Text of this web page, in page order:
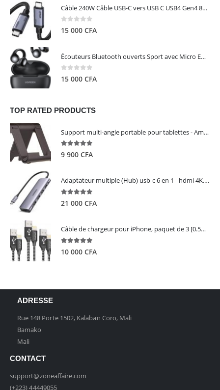
Câble 240W Câble USB-C vers USB C USB4 Gen4 80Gbps pour Thunderbolt 5/4/3, Premium 18K double écran triple 4K PD3.1 - UGREEN
0 out of 5
15 000 CFA
Écouteurs Bluetooth ouverts Sport avec Micro ENC IPX5 – HiTune S3 UGREEN 45785
0 out of 5
15 000 CFA
TOP RATED PRODUCTS
Support multi-angle portable pour tablettes - Amazon Basics
5.00out of 5
9 900 CFA
Adaptateur multiple (Hub) usb-c 6 en 1 - hdmi 4K, 3 ports USB 3.0 et lecteur de carte sd tf - UGREEN
5.00out of 5
21 000 CFA
Câble de chargeur pour iPhone, paquet de 3 [0.5M 1M 2M] - GIANAC
5.00out of 5
10 000 CFA
ADRESSE
Rue 148 Porte 1502, Kalaban Coro, Mali
Bamako
Mali
CONTACT
support@zoneaffaire.com
(+223) 44449055